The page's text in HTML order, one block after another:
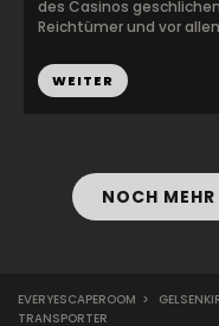
des Casinos
Reichtümer und vor
WEITER
NOCH
EVERYESCAPEROOM >
TRANSPORTER